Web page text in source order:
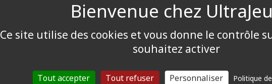
Ce site utilise des cookies et vous donne le contrôle
souhaitez activer
Tout accepter Tout refuser Personnaliser Politique